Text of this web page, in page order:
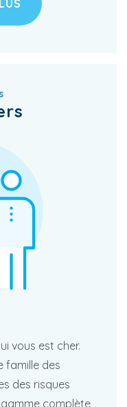
vous est cher.
famille des
des risques
complète